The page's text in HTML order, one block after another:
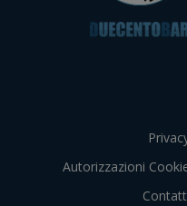
Autorizzazioni